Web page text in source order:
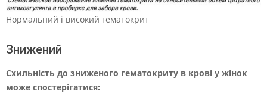
Нормальний і високий гематокрит
Знижений
Схильність до зниженого гематокриту в крові у жінок
може спостерігатися: